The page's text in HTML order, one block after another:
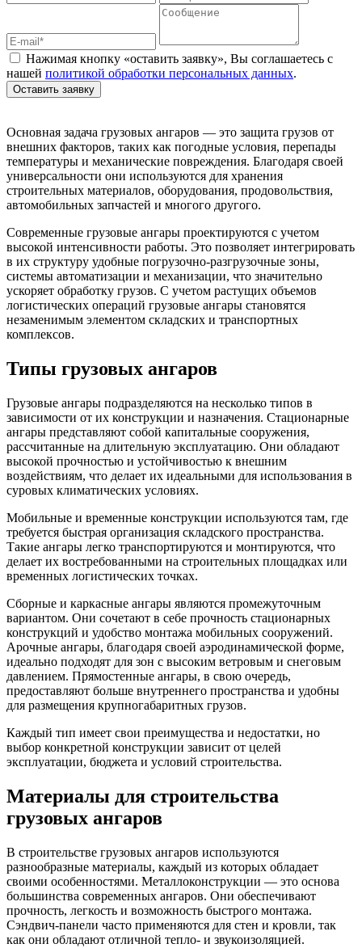
Нажимая кнопку «оставить заявку», Вы соглашаетесь с
нашей политикой обработки персональных данных.
Оставить заявку
Основная задача грузовых ангаров — это защита грузов от
внешних факторов, таких как погодные условия, перепады
температуры и механические повреждения. Благодаря своей
универсальности они используются для хранения
строительных материалов, оборудования, продовольствия,
автомобильных запчастей и многого другого.
Современные грузовые ангары проектируются с учетом
высокой интенсивности работы. Это позволяет интегрировать
в их структуру удобные погрузочно-разгрузочные зоны,
системы автоматизации и механизации, что значительно
ускоряет обработку грузов. С учетом растущих объемов
логистических операций грузовые ангары становятся
незаменимым элементом складских и транспортных
комплексов.
Типы грузовых ангаров
Грузовые ангары подразделяются на несколько типов в
зависимости от их конструкции и назначения. Стационарные
ангары представляют собой капитальные сооружения,
рассчитанные на длительную эксплуатацию. Они обладают
высокой прочностью и устойчивостью к внешним
воздействиям, что делает их идеальными для использования в
суровых климатических условиях.
Мобильные и временные конструкции используются там, где
требуется быстрая организация складского пространства.
Такие ангары легко транспортируются и монтируются, что
делает их востребованными на строительных площадках или
временных логистических точках.
Сборные и каркасные ангары являются промежуточным
вариантом. Они сочетают в себе прочность стационарных
конструкций и удобство монтажа мобильных сооружений.
Арочные ангары, благодаря своей аэродинамической форме,
идеально подходят для зон с высоким ветровым и снеговым
давлением. Прямостенные ангары, в свою очередь,
предоставляют больше внутреннего пространства и удобны
для размещения крупногабаритных грузов.
Каждый тип имеет свои преимущества и недостатки, но
выбор конкретной конструкции зависит от целей
эксплуатации, бюджета и условий строительства.
Материалы для строительства
грузовых ангаров
В строительстве грузовых ангаров используются
разнообразные материалы, каждый из которых обладает
своими особенностями. Металлоконструкции — это основа
большинства современных ангаров. Они обеспечивают
прочность, легкость и возможность быстрого монтажа.
Сэндвич-панели часто применяются для стен и кровли, так
как они обладают отличной тепло- и звукоизоляцией.